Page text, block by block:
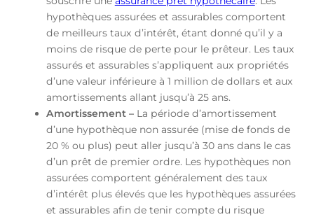
hypothèques assurées et assurables comportent
de meilleurs taux d’intérêt, étant donné qu’il y a
moins de risque de perte pour le prêteur. Les taux
assurés et assurables s’appliquent aux propriétés
d’une valeur inférieure à 1 million de dollars et aux
amortissements allant jusqu’à 25 ans.
Amortissement – La période d’amortissement
d’une hypothèque non assurée (mise de fonds de
20 % ou plus) peut aller jusqu’à 30 ans dans le cas
d’un prêt de premier ordre. Les hypothèques non
assurées comportent généralement des taux
d’intérêt plus élevés que les hypothèques assurées
et assurables afin de tenir compte du risque